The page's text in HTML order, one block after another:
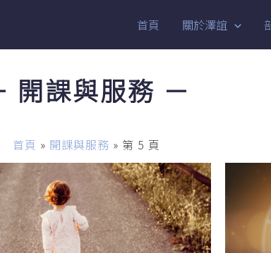
首頁 關於澤誼
開課與服務 －
首頁 » 開課與服務 » 第 5 頁